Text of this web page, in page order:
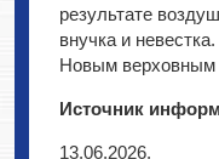
результате
внучка и
Новым верховным
Источник
13.06.2026.